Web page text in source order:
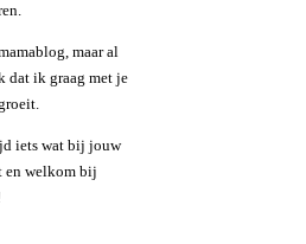
maar al
dat ik graag met je
iets wat bij jouw
en welkom bij